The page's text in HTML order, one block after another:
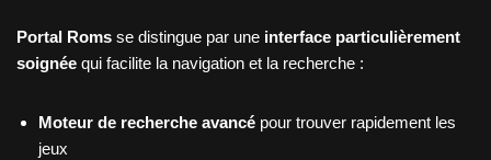
Portal Roms se distingue par une interface particulièrement
soignée qui facilite la navigation et la recherche :
Moteur de recherche avancé pour trouver rapidement les
jeux